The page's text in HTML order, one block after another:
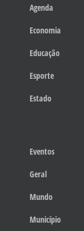
Agenda
Economia
Educação
Esporte
Estado
Eventos
Geral
Mundo
Município